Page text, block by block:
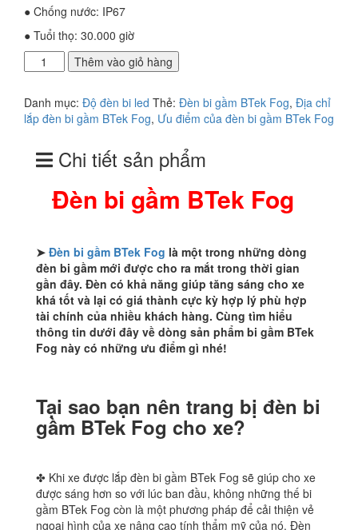
● Chống nước: IP67
● Tuổi thọ: 30.000 giờ
Đèn
bi
BTek
Fog
lượng
Thêm vào giỏ hàng
Danh mục: Độ đèn bi led Thẻ: Đèn bi gầm BTek Fog, Địa chỉ
lắp đèn bi gầm BTek Fog, Ưu điểm của đèn bi gầm BTek Fog
Chi tiết sản phẩm
Đèn bi gầm BTek Fog
➤ Đèn bi gầm BTek Fog là một trong những dòng
đèn bi gầm mới được cho ra mắt trong thời gian
gần đây. Đèn có khả năng giúp tăng sáng cho xe
khá tốt và lại có giá thành cực kỳ hợp lý phù hợp
tài chính của nhiều khách hàng. Cùng tìm hiểu
thông tin dưới đây về dòng sản phẩm bi gầm BTek
Fog này có những ưu điểm gì nhé!
Tại sao bạn nên trang bị đèn bi
gầm BTek Fog cho xe?
✤ Khi xe được lắp đèn bi gầm BTek Fog sẽ giúp cho xe
được sáng hơn so với lúc ban đầu, không những thế bi
gầm BTek Fog còn là một phương pháp để cải thiện vẻ
ngoại hình của xe nâng cao tính thẩm mỹ của nó. Đèn